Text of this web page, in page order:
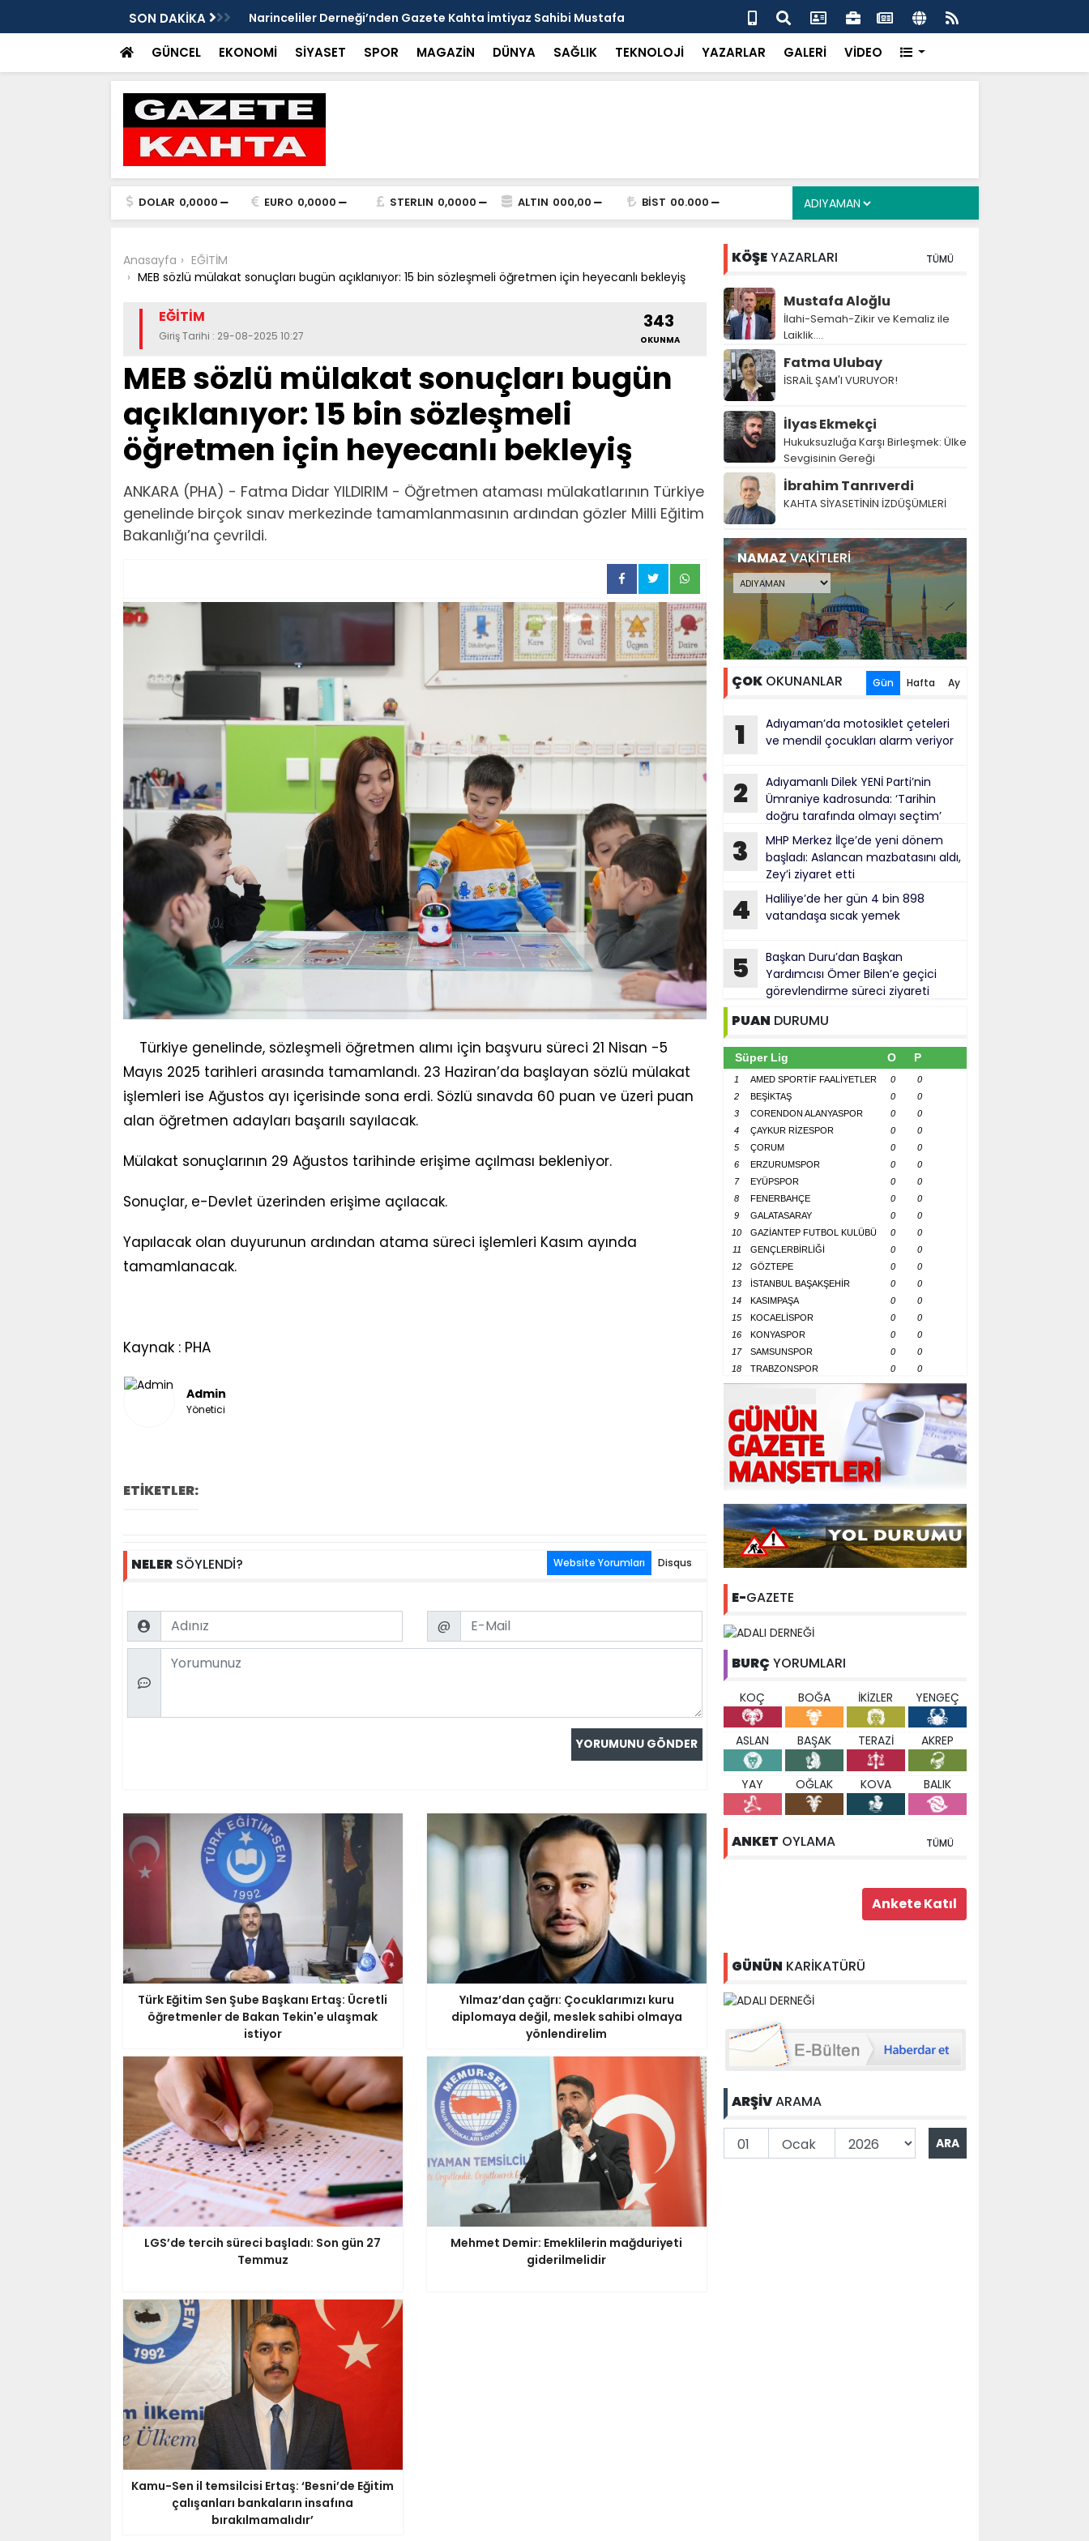
SON DAKİKA
Kahta İmtiyaz Sahibi Mustafa
Şanlıurfa’da yaz uyarısı: Güneşten Korunmayı Alışkanlık Haline
Getirin
Haliliye’de her gün 4 bin 898 vatandaşa sıcak yemek
GÜNCEL EKONOMİ SİYASET SPOR MAGAZİN DÜNYA SAĞLIK TEKNOLOJİ YAZARLAR GALERİ VİDEO
DOLAR 0,0000 EURO 0,0000 STERLIN 0,0000 ALTIN 000,00 BİST 00.000
Anasayfa
EĞİTİM
MEB sözlü mülakat sonuçları bugün açıklanıyor: 15 bin sözleşmeli öğretmen için heyecanlı bekleyiş
EĞİTİM
Giriş Tarihi : 29-08-2025 10:27
343
OKUNMA
MEB sözlü mülakat sonuçları bugün
açıklanıyor: 15 bin sözleşmeli
öğretmen için heyecanlı bekleyiş
ANKARA (PHA) - Fatma Didar YILDIRIM - Öğretmen ataması mülakatlarının Türkiye
genelinde birçok sınav merkezinde tamamlanmasının ardından gözler Milli Eğitim
Bakanlığı’na çevrildi.
Türkiye genelinde, sözleşmeli öğretmen alımı için başvuru süreci 21 Nisan -5
Mayıs 2025 tarihleri arasında tamamlandı. 23 Haziran’da başlayan sözlü mülakat
işlemleri ise Ağustos ayı içerisinde sona erdi. Sözlü sınavda 60 puan ve üzeri puan
alan öğretmen adayları başarılı sayılacak.
Mülakat sonuçlarının 29 Ağustos tarihinde erişime açılması bekleniyor.
Sonuçlar, e-Devlet üzerinden erişime açılacak.
Yapılacak olan duyurunun ardından atama süreci işlemleri Kasım ayında
tamamlanacak.
Kaynak : PHA
Admin
Yönetici
ETİKETLER:
NELERSÖYLENDİ? Website Yorumları Disqus
Name Email
@
Comment
Türk Eğitim Sen Şube Başkanı Ertaş: Ücretli
öğretmenler de Bakan Tekin'e ulaşmak
istiyor
Yılmaz’dan çağrı: Çocuklarımızı kuru
diplomaya değil, meslek sahibi olmaya
yönlendirelim
LGS’de tercih süreci başladı: Son gün 27
Temmuz
Mehmet Demir: Emeklilerin mağduriyeti
giderilmelidir
Kamu-Sen il temsilcisi Ertaş: ‘Besni’de Eğitim
çalışanları bankaların insafına
bırakılmamalıdır’
KÖŞEYAZARLARI TÜMÜ
Mustafa Aloğlu
İlahi-Semah-Zikir ve Kemaliz ile
Laiklik….
Fatma Ulubay
İSRAİL ŞAM'I VURUYOR!
İlyas Ekmekçi
Hukuksuzluğa Karşı Birleşmek: Ülke
Sevgisinin Gereği
İbrahim Tanrıverdi
KAHTA SİYASETİNİN İZDÜŞÜMLERİ
NAMAZVAKİTLERİ
ÇOKOKUNANLAR Gün Hafta Ay
1
Adıyaman’da motosiklet çeteleri
ve mendil çocukları alarm veriyor
2
Adıyamanlı Dilek YENİ Parti’nin
Ümraniye kadrosunda: ‘Tarihin
doğru tarafında olmayı seçtim’
3
MHP Merkez İlçe’de yeni dönem
başladı: Aslancan mazbatasını aldı,
Zey’i ziyaret etti
4
Haliliye’de her gün 4 bin 898
vatandaşa sıcak yemek
5
Başkan Duru’dan Başkan
Yardımcısı Ömer Bilen’e geçici
görevlendirme süreci ziyareti
PUAN DURUMU
Süper Lig O P
1 AMED SPORTİF FAALİYETLER 0
0
2
BEŞİKTAŞ 0
0
3
CORENDON ALANYASPOR 0
0
4
ÇAYKUR RİZESPOR 0
0
5
ÇORUM 0
0
6
ERZURUMSPOR 0
0
7
EYÜPSPOR 0
0
8
FENERBAHÇE 0
0
9
GALATASARAY 0
0
10
GAZİANTEP FUTBOL KULÜBÜ 0
0
11
GENÇLERBİRLİĞİ 0
0
12
GÖZTEPE 0
0
13
İSTANBUL BAŞAKŞEHİR 0
0
14
KASIMPAŞA 0
0
15
KOCAELİSPOR 0
0
16
KONYASPOR 0
0
17
SAMSUNSPOR 0
0
18
TRABZONSPOR 0 0
E-GAZETE
BURÇ YORUMLARI
KOÇ BOĞA İKİZLER YENGEÇ
ASLAN BAŞAK TERAZİ AKREP
YAY OĞLAK KOVA BALIK
ANKET OYLAMA TÜMÜ
GÜNÜN KARİKATÜRÜ
ARŞİVARAMA